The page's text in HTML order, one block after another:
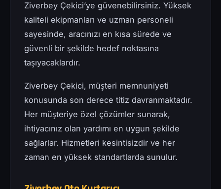
Ziverbey Çekici’ye güvenebilirsiniz. Yüksek
kaliteli ekipmanları ve uzman personeli
sayesinde, aracınızı en kısa sürede ve
güvenli bir şekilde hedef noktasına
taşıyacaklardır.
Ziverbey Çekici, müşteri memnuniyeti
konusunda son derece titiz davranmaktadır.
Her müşteriye özel çözümler sunarak,
ihtiyacınız olan yardımı en uygun şekilde
sağlarlar. Hizmetleri kesintisizdir ve her
zaman en yüksek standartlarda sunulur.